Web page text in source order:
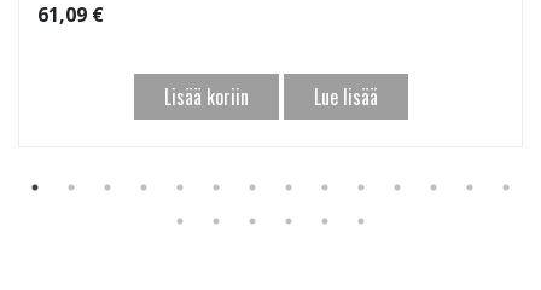
61,09 €
Lisää koriin Lue lisää